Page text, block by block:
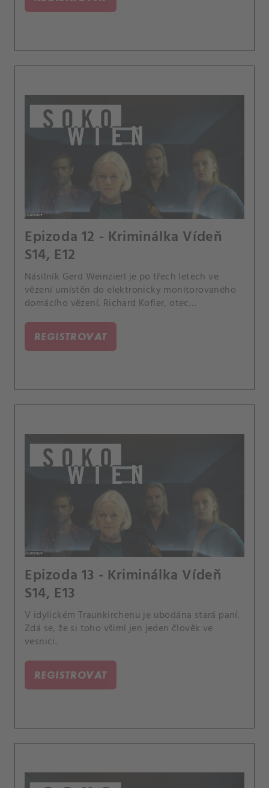
Epizoda 12 - Kriminálka Vídeň
S14, E12
Násilník Gerd Weinzierl je po třech letech ve
vězení umístěn do elektronicky monitorovaného
domácího vězení. Richard Kofler, otec
znepokojen.
REGISTROVAT
Epizoda 13 - Kriminálka Vídeň
S14, E13
V idylickém Traunkirchenu je ubodána stará paní.
Zdá se, že si toho všiml jen jeden člověk ve
vesnici.
REGISTROVAT